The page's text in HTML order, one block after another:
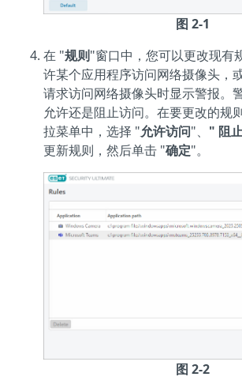
图 2-1
在 "规则"窗口中，您可以更改现有
许某个应用程序访问网络摄像头，
请求访问网络摄像头时显示警报。
允许还是阻止访问。在要更改的规
拉菜单中，选择 "允许访问"、 " 阻
更新规则，然后单击 "确定"。
图 2-2